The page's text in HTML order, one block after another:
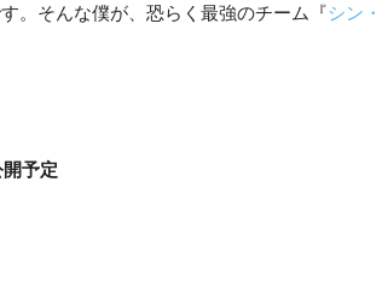
。そんな僕が、恐らく最強のチーム『シン・
予定